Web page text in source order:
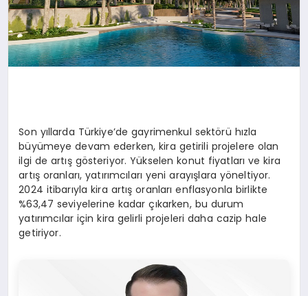
Son yıllarda Türkiye’de gayrimenkul sektörü hızla
büyümeye devam ederken, kira getirili projelere olan
ilgi de artış gösteriyor. Yükselen konut fiyatları ve kira
artış oranları, yatırımcıları yeni arayışlara yöneltiyor.
2024 itibarıyla kira artış oranları enflasyonla birlikte
%63,47 seviyelerine kadar çıkarken, bu durum
yatırımcılar için kira gelirli projeleri daha cazip hale
getiriyor.